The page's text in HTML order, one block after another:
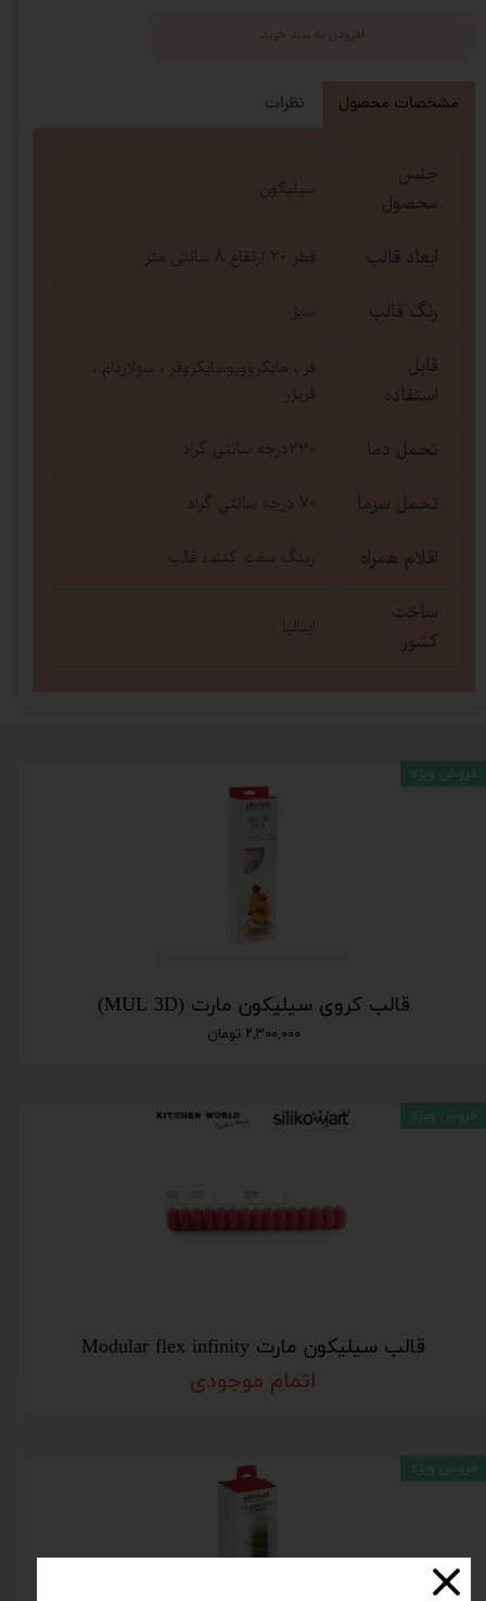
افزودن به سبد خرید
مشخصات محصول نظرات
جنس
محصول
سیلیکون
ابعاد قالب قطر 20 ارتفاع 8 سانتی متر
رنگ قالب سبز
قابل
استفاده
فر ، مایکروویو،مایکروفر ، سولاردام ،
فریزر
تحمل دما 230درجه سانتی گراد
تحمل سرما 70 درجه سانتی گراد
اقلام همراه رینگ سفت کننده قالب
ساخت
کشور
ایتالیا
قالب کروی سیلیکون مارت (MUL 3D)
۲,۳۰۰,۰۰۰ تومان
فروش ویژه
قالب سیلیکون مارت Modular flex infinity
اتمام موجودی
فروش ویژه
فروش ویژه